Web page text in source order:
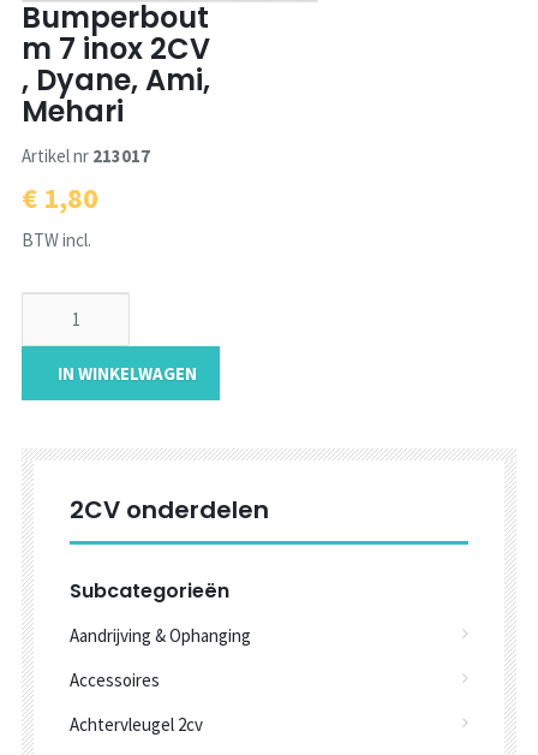
Bumperbout
m 7 inox 2CV
, Dyane, Ami,
Mehari
Artikel nr 213017
€ 1,80
BTW incl.
IN WINKELWAGEN
2CV onderdelen
Subcategorieën
Aandrijving & Ophanging
Accessoires
Achtervleugel 2cv